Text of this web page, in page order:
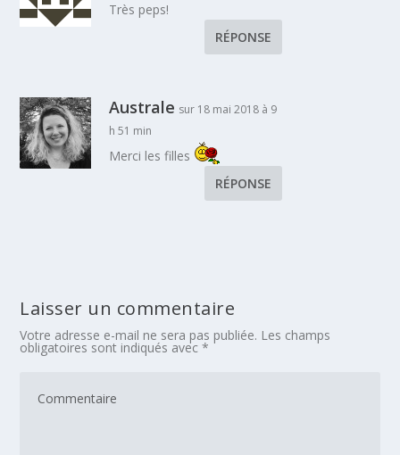
Très peps!
RÉPONSE
Australe sur 18 mai 2018 à 9
h 51 min
Merci les filles
RÉPONSE
Laisser un commentaire
Votre adresse e-mail ne sera pas publiée. Les champs
obligatoires sont indiqués avec*